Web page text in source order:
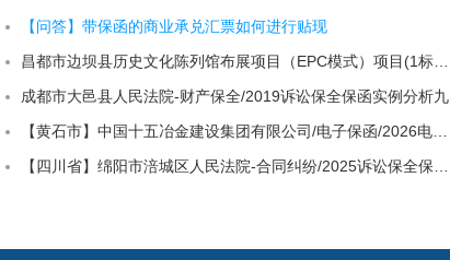
【问答】带保函的商业承兑汇票如何进行贴现
成都市大邑县人民法院-财产保全/2019诉讼保全保函实例分析九